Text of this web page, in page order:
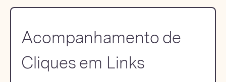
Acompanhamento de
Cliques em Links